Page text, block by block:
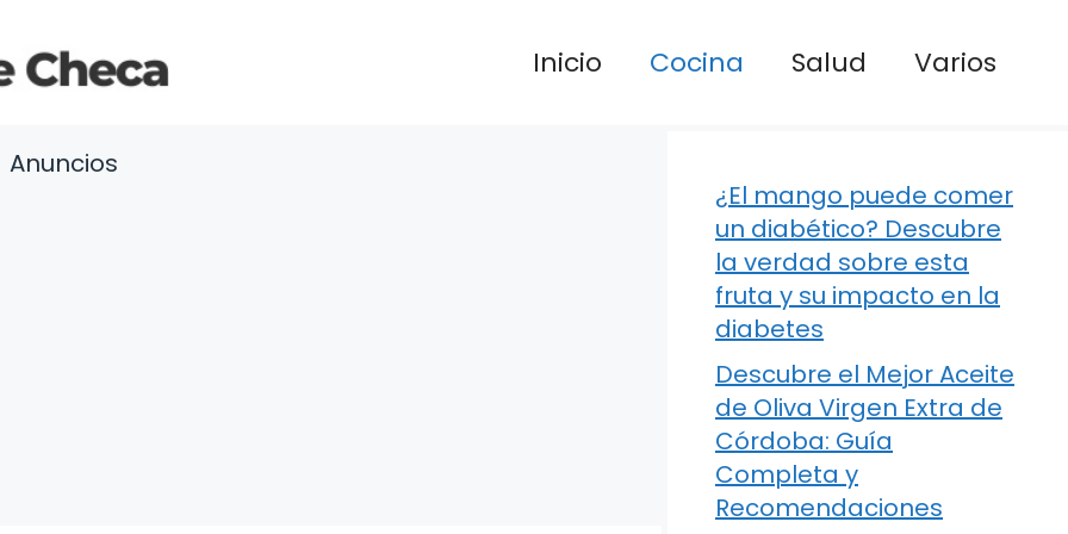
Inicio Cocina Salud Varios
Anuncios
¿El mango puede comer
un diabético? Descubre
la verdad sobre esta
fruta y su impacto en la
diabetes
Descubre el Mejor Aceite
de Oliva Virgen Extra de
Córdoba: Guía
Completa y
Recomendaciones